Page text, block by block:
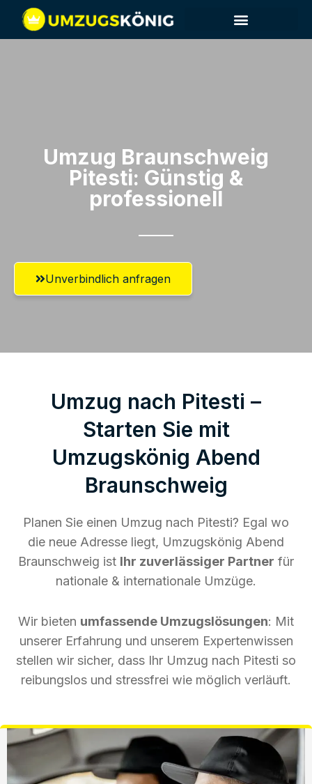
Umzug Braunschweig​
Pitesti: Günstig &
professionell​
Unverbindlich anfragen
Umzug nach Pitesti –
Starten Sie mit
Umzugskönig Abend
Braunschweig
Planen Sie einen Umzug nach Pitesti? Egal wo
die neue Adresse liegt, Umzugskönig Abend
Braunschweig ist Ihr zuverlässiger Partner für
nationale & internationale Umzüge.
Wir bieten umfassende Umzugslösungen: Mit
unserer Erfahrung und unserem Expertenwissen
stellen wir sicher, dass Ihr Umzug nach Pitesti so
reibungslos und stressfrei wie möglich verläuft.